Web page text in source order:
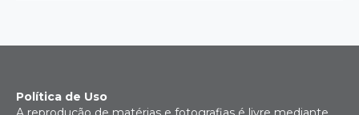
Política de Uso